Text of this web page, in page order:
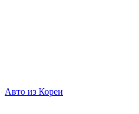
Авто из Кореи